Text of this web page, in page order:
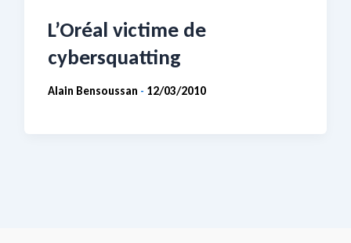
L’Oréal victime de
cybersquatting
Alain Bensoussan - 12/03/2010